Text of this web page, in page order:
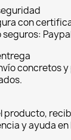
con
concretos
producto,
y ayuda